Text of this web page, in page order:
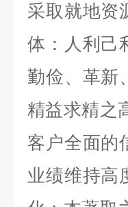
采取就地资
体：人利己
勤俭、革新
精益求精之
客户全面的
业绩维持高